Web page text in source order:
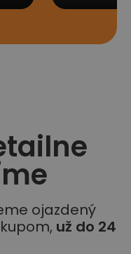
ojazdený
už do 24